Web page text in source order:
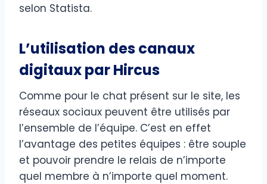
selon Statista.
L’utilisation des canaux
digitaux par Hircus
Comme pour le chat présent sur le site, les
réseaux sociaux peuvent être utilisés par
l’ensemble de l’équipe. C’est en effet
l’avantage des petites équipes : être souple
et pouvoir prendre le relais de n’importe
quel membre à n’importe quel moment.